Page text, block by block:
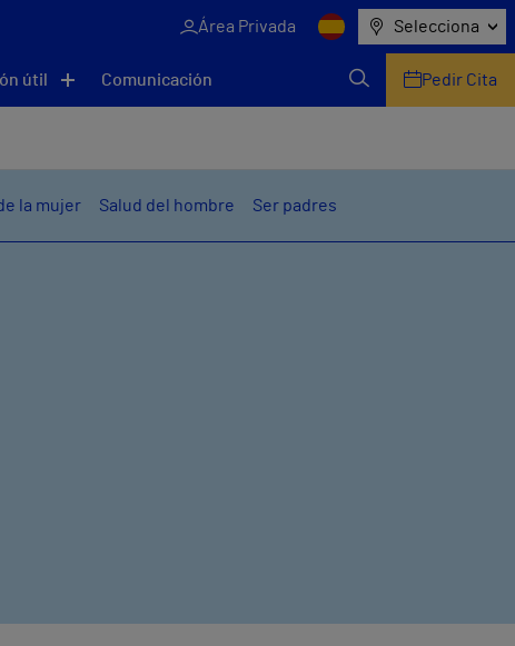
Área Privada Selecciona
útil Comunicación Pedir Cita
la mujer Salud del hombre Ser padres